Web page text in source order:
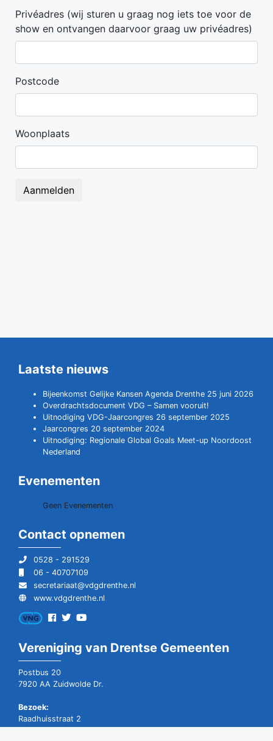
Privéadres (wij sturen u graag nog iets toe voor de
show en ontvangen daarvoor graag uw privéadres)
Postcode
Woonplaats
Laatste nieuws
Bijeenkomst Gelijke Kansen Agenda Drenthe 25 juni 2026
Overdrachtsdocument VDG – Samen vooruit!
Uitnodiging VDG-Jaarcongres 26 september 2025
Jaarcongres 20 september 2024
Uitnodiging: Regionale Global Goals Meet-up Noordoost
Nederland
Evenementen
Geen Evenementen
Contact opnemen
0528 - 291529
06 - 40707109
secretariaat@vdgdrenthe.nl
www.vdgdrenthe.nl
Vereniging van Drentse Gemeenten
Postbus 20
7920 AA Zuidwolde Dr.
Bezoek:
Raadhuisstraat 2